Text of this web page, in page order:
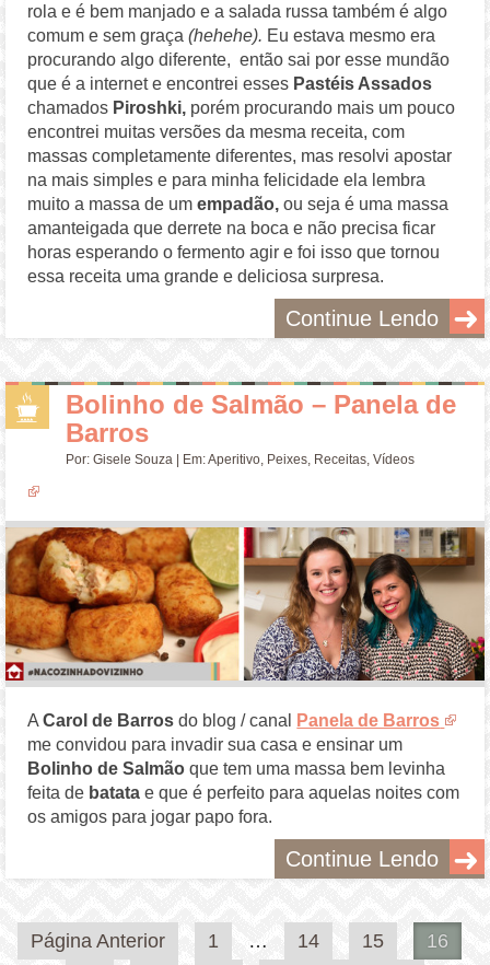
rola e é bem manjado e a salada russa também é algo
comum e sem graça (hehehe). Eu estava mesmo era
procurando algo diferente, então sai por esse mundão
que é a internet e encontrei esses Pastéis Assados
chamados Piroshki, porém procurando mais um pouco
encontrei muitas versões da mesma receita, com
massas completamente diferentes, mas resolvi apostar
na mais simples e para minha felicidade ela lembra
muito a massa de umempadão, ou seja é uma massa
amanteigada que derrete na boca e não precisa ficar
horas esperando o fermento agir e foi isso que tornou
essa receita uma grande e deliciosa surpresa.
Continue Lendo
Bolinho de Salmão – Panela de
Barros
Por:Gisele Souza | Em:Aperitivo Peixes Receitas ,Vídeos
ACarol de Barros do blog / canal
Panela de Barros
me convidou para invadir sua casa e ensinar um
Bolinho de Salmão que tem uma massa bem levinha
feita de batata e que é perfeito para aquelas noites com
os amigos para jogar papo fora.
Continue Lendo
Paginação
Página Anterior 1 … 14 15
16